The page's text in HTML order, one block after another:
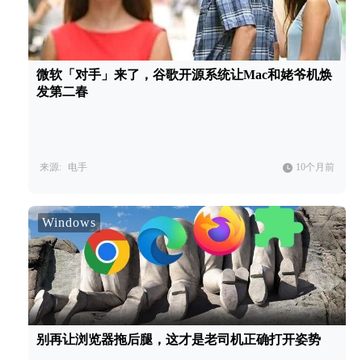
微软「对手」来了，谷歌开源系统让Mac和姥爷机焕
发第二春
来源: 电手 10个月前
Windows
别再让浏览器拖后腿，这才是老司机正确打开姿势